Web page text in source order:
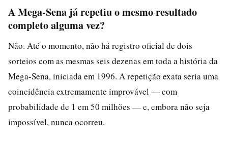
A Mega-Sena já repetiu o mesmo resultado
completo alguma vez?
Não. Até o momento, não há registro oficial de dois
sorteios com as mesmas seis dezenas em toda a história da
Mega-Sena, iniciada em 1996. A repetição exata seria uma
coincidência extremamente improvável — com
probabilidade de 1 em 50 milhões — e, embora não seja
impossível, nunca ocorreu.